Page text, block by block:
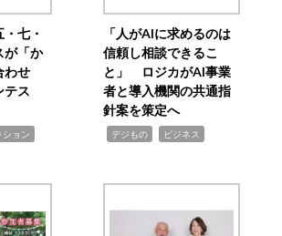
七・
「か
わせ
テス
ション
「人がAIに求めるのは
信頼し相談できるこ
と」 ロジカがAI事業
者と導入機関の共通指
針案を策定へ
デジもの ビジネス